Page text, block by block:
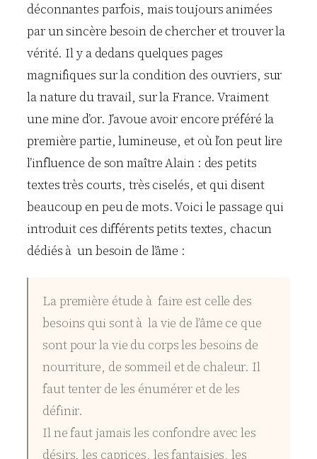
déconnantes parfois, mais toujours animées
par un sincère besoin de chercher et trouver la
vérité. Il y a dedans quelques pages
magnifiques sur la condition des ouvriers, sur
la nature du travail, sur la France. Vraiment
une mine d’or. J’avoue avoir encore préféré la
première partie, lumineuse, et où l’on peut lire
l’influence de son maître Alain : des petits
textes très courts, très ciselés, et qui disent
beaucoup en peu de mots. Voici le passage qui
introduit ces différents petits textes, chacun
dédiés à un besoin de l’âme :
La première étude à faire est celle des
besoins qui sont à la vie de l’âme ce que
sont pour la vie du corps les besoins de
nourriture, de sommeil et de chaleur. Il
faut tenter de les énumérer et de les
définir.
Il ne faut jamais les confondre avec les
désirs, les caprices, les fantaisies, les